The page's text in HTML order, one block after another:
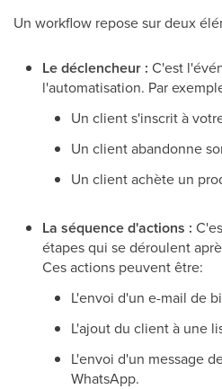
Un workflow repose sur deux
Le déclencheur : C'est
l'automatisation. Par
Un client s'inscrit à
Un client abandonne
Un client achète un
La séquence d'actions :
étapes qui se déroulent
Ces actions peuvent être:
L'envoi d'un e-mail de
L'ajout du client à une
L'envoi d'un message
WhatsApp.